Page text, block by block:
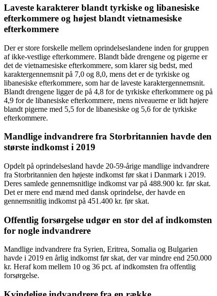
Laveste karakterer blandt tyrkiske og libanesiske
efterkommere og højest blandt vietnamesiske
efterkommere
Der er store forskelle mellem oprindelseslandene inden for gruppen
af ikke-vestlige efterkommere. Blandt både drengene og pigerne er
det de vietnamesiske efterkommere, som klarer sig bedst, med
karaktergennemsnit på 7,0 og 8,0, mens det er de tyrkiske og
libanesiske efterkommere, som har de laveste karaktergennemsnit.
Blandt drengene ligger de på 4,8 for de tyrkiske efterkommere og på
4,9 for de libanesiske efterkommere, mens niveauerne er lidt højere
blandt pigerne med 5,5 for de libanesiske og 5,6 for de tyrkiske
efterkommere.
Mandlige indvandrere fra Storbritannien havde den
største indkomst i 2019
Opdelt på oprindelsesland havde 20-59-årige mandlige indvandrere
fra Storbritannien den højeste indkomst før skat i Danmark i 2019.
Deres samlede gennemsnitlige indkomst var på 488.900 kr. før skat.
Det er mere end mænd med dansk oprindelse, der havde en
gennemsnitlig indkomst på 451.400 kr. før skat.
Offentlig forsørgelse udgør en stor del af indkomsten
for nogle indvandrere
Mandlige indvandrere fra Syrien, Eritrea, Somalia og Bulgarien
havde i 2019 en årlig indkomst før skat, der var mindre end 250.000
kr. Heraf kom mellem 10 og 36 pct. af indkomsten fra offentlig
forsørgelse.